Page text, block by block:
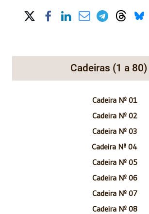
Share on Social Media
Cadeiras (1 a 80)
Cadeira Nº 01
Cadeira Nº 02
Cadeira Nº 03
Cadeira Nº 04
Cadeira Nº 05
Cadeira Nº 06
Cadeira Nº 07
Cadeira Nº 08